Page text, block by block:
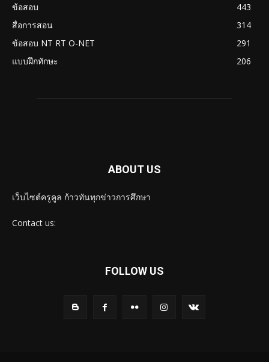
ข้อสอบ
443
สื่อการสอน
314
ข้อสอบ NT RT O-NET
291
แบบฝึกทักษะ
206
ABOUT US
เว็บไซต์ครูคูล ก้าวทันทุกข่าวการศึกษา
Contact us:
FOLLOW US